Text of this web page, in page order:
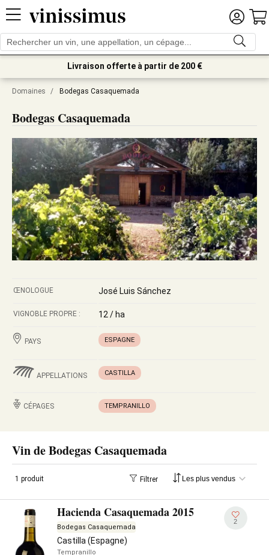
Livraison offerte à partir de 200 €
Domaines / Bodegas Casaquemada
Bodegas Casaquemada
ŒNOLOGUE José Luis Sánchez
VIGNOBLE PROPRE : 12 / ha
PAYS ESPAGNE
APPELLATIONS CASTILLA
CÉPAGES TEMPRANILLO
Vin de Bodegas Casaquemada
1 produit Filtrer
Hacienda Casaquemada 2015
Bodegas Casaquemada
Castilla (Espagne)
Tempranillo
2